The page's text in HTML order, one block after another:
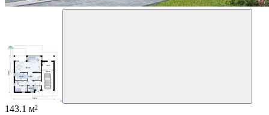
143.1 м²